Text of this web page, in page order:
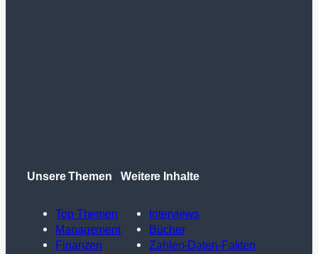
Unsere Themen
Top Themen
Management
Finanzen
Weitere Inhalte
Interviews
Bücher
Zahlen-Daten-Fakten